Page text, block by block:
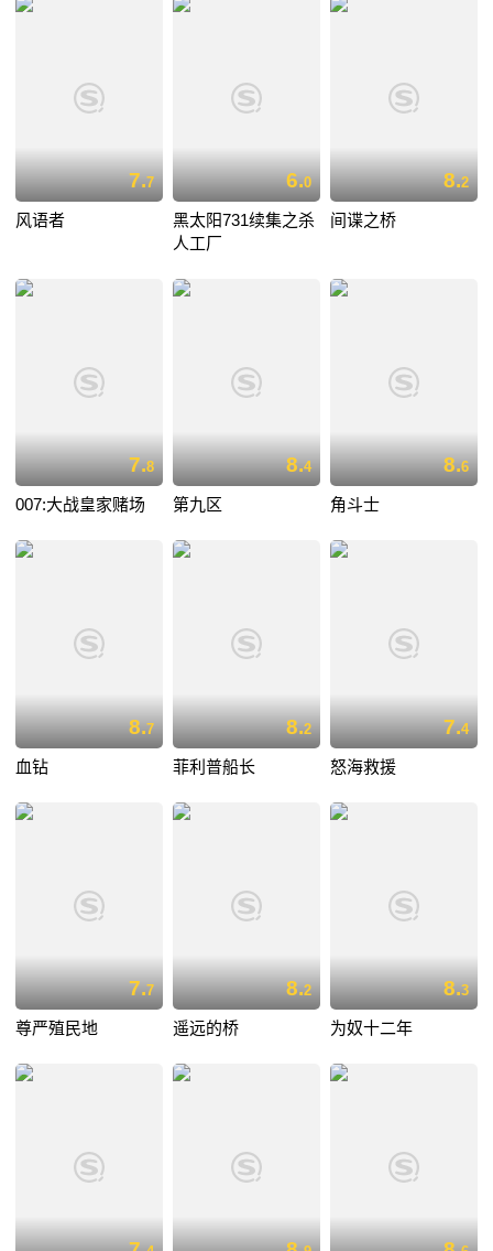
7.7
风语者
6.0
黑太阳731续集之杀
人工厂
8.2
间谍之桥
7.8
007:大战皇家赌场
8.4
第九区
8.6
角斗士
8.7
血钻
8.2
菲利普船长
7.4
怒海救援
7.7
尊严殖民地
8.2
遥远的桥
8.3
为奴十二年